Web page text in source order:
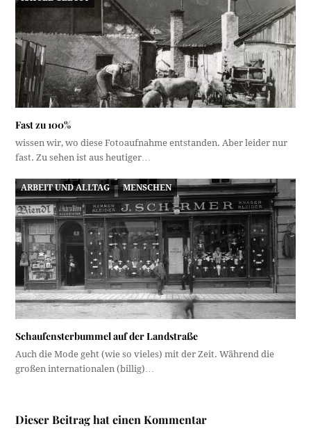
Fast zu 100%
wissen wir, wo diese Fotoaufnahme entstanden. Aber leider nur
fast. Zu sehen ist aus heutiger…
ARBEIT UND ALLTAG MENSCHEN
Schaufensterbummel auf der Landstraße
Auch die Mode geht (wie so vieles) mit der Zeit. Während die
großen internationalen (billig)…
Dieser Beitrag hat einen Kommentar